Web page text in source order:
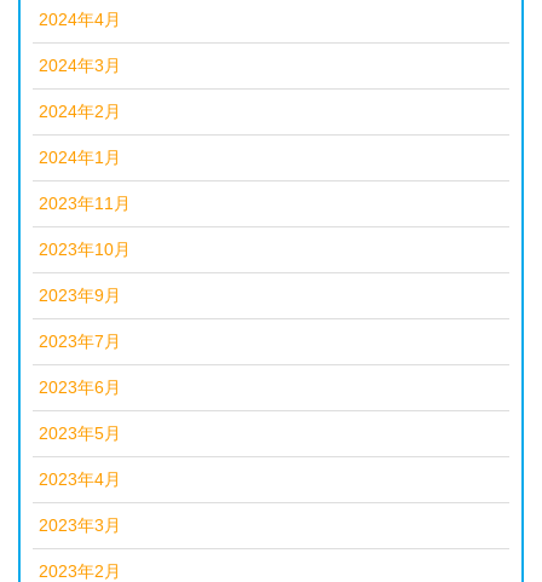
2024年4月
2024年3月
2024年2月
2024年1月
2023年11月
2023年10月
2023年9月
2023年7月
2023年6月
2023年5月
2023年4月
2023年3月
2023年2月